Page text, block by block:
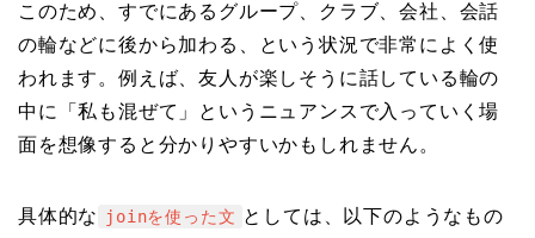
このため、すでにあるグループ、クラブ、会社、会話
の輪などに後から加わる、という状況で非常によく使
われます。例えば、友人が楽しそうに話している輪の
中に「私も混ぜて」というニュアンスで入っていく場
面を想像すると分かりやすいかもしれません。
具体的な joinを使った文 としては、以下のようなもの